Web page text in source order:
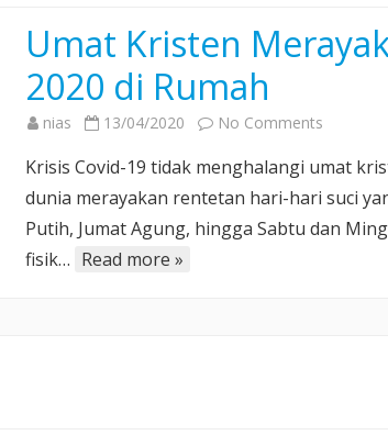
Orang
Umat Kristen
2020 di Rumah
nias 13/04/2020 No Commentson
Kristen
Paskah
Krisis Covid-19 tidak menghalangi umat
dunia merayakan rentetan hari-hari suci
Putih, Jumat Agung, hingga Sabtu dan
fisik… Read more »